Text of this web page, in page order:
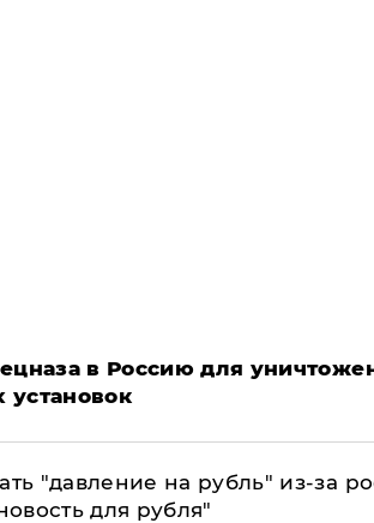
в Россию для
установок
"давление на рубль" из-за
для рубля"